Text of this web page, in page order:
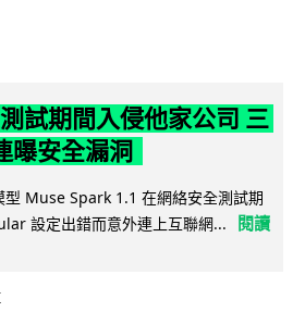
試期間入侵他家公司 三
曝安全漏洞
Muse Spark 1.1 在網絡安全測試期
設定出錯而意外連上互聯網...
閱讀